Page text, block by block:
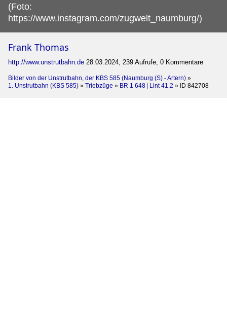
(Foto:
https://www.instagram.com/zugwelt_naumburg/)
Frank Thomas
http://www.unstrutbahn.de 28.03.2024, 239 Aufrufe, 0 Kommentare
Bilder von der Unstrutbahn, der KBS 585 (Naumburg (S) - Artern) »
1. Unstrutbahn (KBS 585) » Triebzüge » BR 1 648 | Lint 41.2 » ID 842708